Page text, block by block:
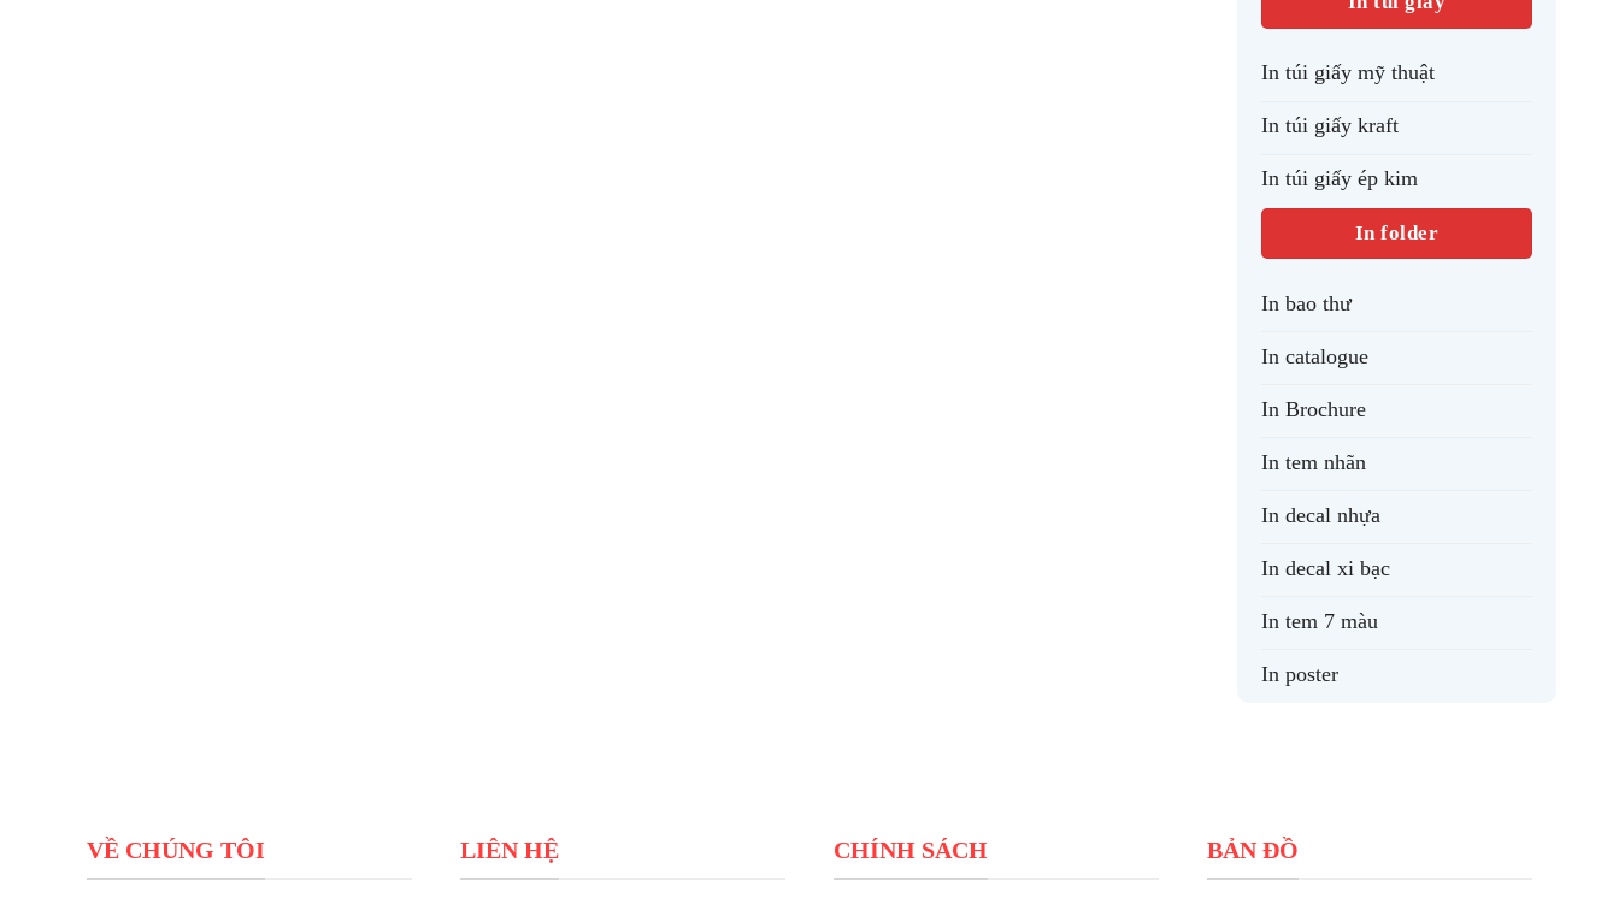
In túi giấy mỹ thuật
In túi giấy kraft
In túi giấy ép kim
In folder
In bao thư
In catalogue
In Brochure
In tem nhãn
In decal nhựa
In decal xi bạc
In tem 7 màu
In poster
VỀ CHÚNG TÔI LIÊN HỆ CHÍNH SÁCH BẢN ĐỒ